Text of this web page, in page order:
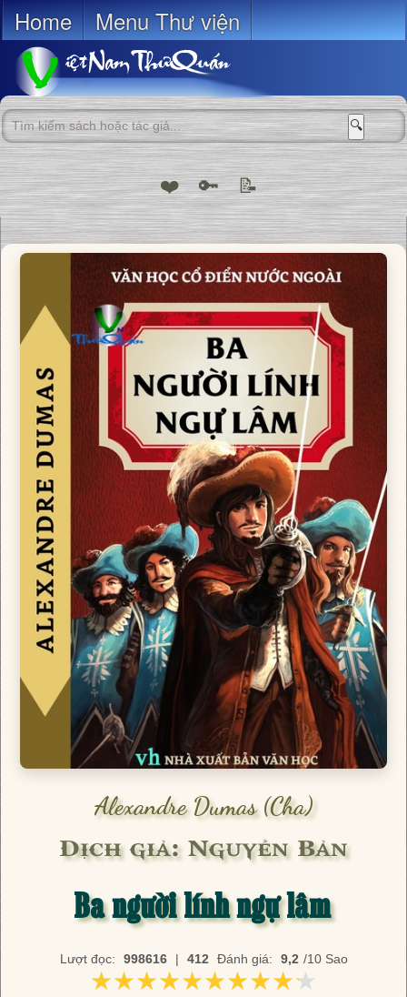
Home Menu Thư viện
🔍
❤️ 🔑 📝
Alexandre Dumas (cha)
Dịch giả: Nguyễn Bản
Ba người lính ngự lâm
Lượt đọc: 998616 | 412 Đánh giá: 9,2 /10 Sao
★★★★★★★★★★
★★★★★★★★★★